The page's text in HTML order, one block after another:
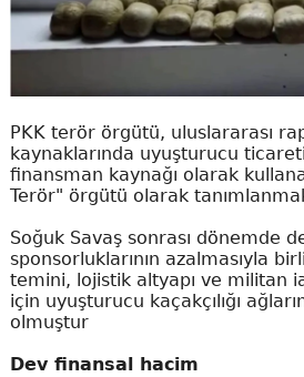
PKK terör örgütü, uluslararası
kaynaklarında uyuşturucu
finansman kaynağı olarak
Terör" örgütü olarak
Soğuk Savaş sonrası dönemde
sponsorluklarının azalmasıyla
temini, lojistik altyapı ve militan
için uyuşturucu kaçakçılığı
olmuştur
Dev finansal hacim